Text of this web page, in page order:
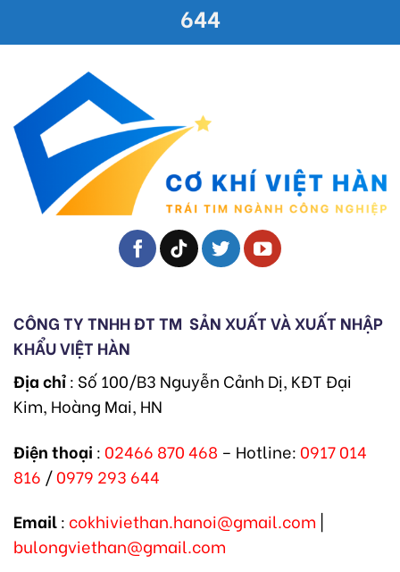
644
CÔNG TY TNHH ĐT TM SẢN XUẤT VÀ XUẤT NHẬP
KHẨU VIỆT HÀN
Địa chỉ: Số 100/B3 Nguyễn Cảnh Dị, KĐT Đại
Kim, Hoàng Mai, HN
Điện thoại : 02466 870 468 – Hotline: 0917 014
816 /0979 293 644
Email: cokhiviethan.hanoi@gmail.com
bulongviethan@gmail.com